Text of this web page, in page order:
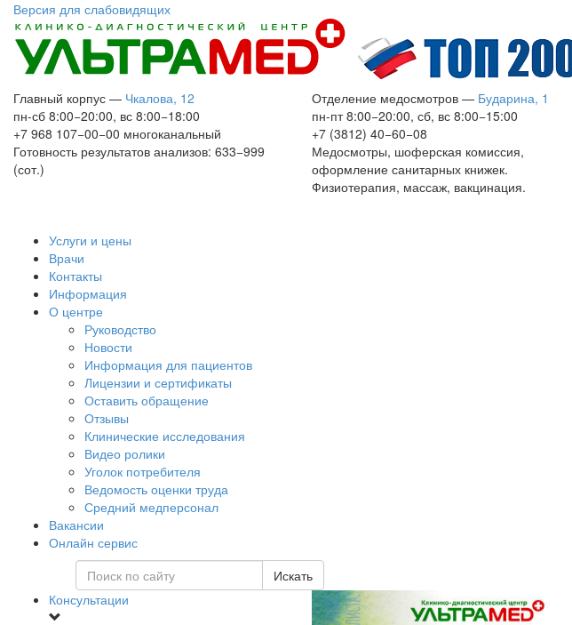
Версия для слабовидящих
Главный корпус — Чкалова, 12
пн-сб 8:00−20:00, вс 8:00−18:00
+7 968 107−00−00 многоканальный
Готовность результатов анализов: 633−999
(сот.)
Отделение медосмотров — Бударина, 1
пн-пт 8:00−20:00, сб, вс 8:00−15:00
+7 (3812) 40−60−08
Медосмотры, шоферская комиссия,
оформление санитарных книжек.
Физиотерапия, массаж, вакцинация.
Услуги и цены
Врачи
Контакты
Информация
О центре
Руководство
Новости
Информация для пациентов
Лицензии и сертификаты
Оставить обращение
Отзывы
Клинические исследования
Видео ролики
Уголок потребителя
Ведомость оценки труда
Средний медперсонал
Вакансии
Онлайн сервис
Искать
Консультации